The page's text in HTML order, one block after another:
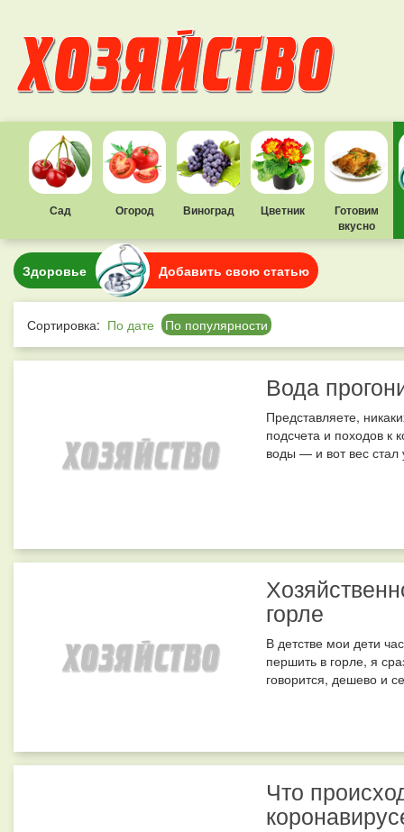
Сад Огород Виноград Цветник
Готовим
вкусно
Здоровье Добавить свою статью
Сортировка: По дате По популярности
Вода
Представляете,
подсчета и походов к
воды — и вот вес
горле
В детстве мои дети
першить в горле, я
говорится, дешево и
Что